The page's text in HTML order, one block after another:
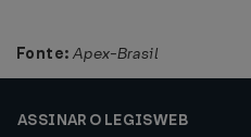
Fonte: Apex-Brasil
ASSINAR O LEGISWEB